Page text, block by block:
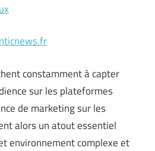
constamment à capter
sur les plateformes
de marketing sur les
alors un atout essentiel
environnement complexe et